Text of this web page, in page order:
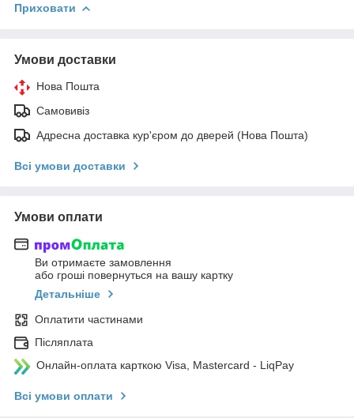
Приховати
Умови доставки
Нова Пошта
Самовивіз
Адресна доставка кур'єром до дверей (Нова Пошта)
Всі умови доставки
Умови оплати
Ви отримаєте замовлення
або гроші повернуться на вашу картку
Детальніше
Оплатити частинами
Післяплата
Онлайн-оплата карткою Visa, Mastercard - LiqPay
Всі умови оплати